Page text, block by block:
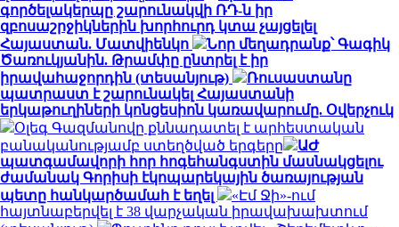
գործելակերպը շարունակվի ՌԴ-ն իր
զբոսաշրջիկներին խորհուրդ կտա չայցելել
Հայաստան. Մատվիենկո
Նոր մեղադրանք՝ Գագիկ
Ծառուկյանին. Թրամփը ընտրել է իր
իրավահաջորդին (տեսանյութ)
Ռուսաստանը
պատրաստ է շարունակել Հայաստանի
երկաթուղիների կոնցեսիոն կառավարումը. Օվերչուկ
Օլեգ Գազմանովը քննադատել է արհեստական
բանականությամբ ստեղծված երգերը
ԱԺ
պատգամավորի հոր հոգեհանգստին մասնակցելու
ժամանակ Գորիսի էկոպարեկային ծառայության
պետը հանկարծամահ է եղել
«Էմ Ջի»-ում
հայտնաբերվել է 38 վարչական իրավախախտում